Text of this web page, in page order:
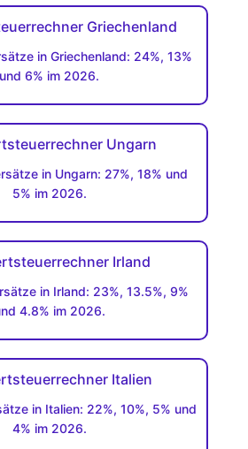
Griechenland
in Griechenland: 24%, 13%
und 6% im 2026.
Ungarn
in Ungarn: 27%, 18% und
5% im 2026.
Irland
in Irland: 23%, 13.5%, 9%
4.8% im 2026.
Italien
in Italien: 22%, 10%, 5% und
4% im 2026.